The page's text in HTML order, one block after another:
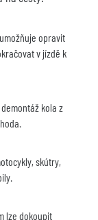
opravit
v jízdě k
kola z
skútry,
lze dokoupit